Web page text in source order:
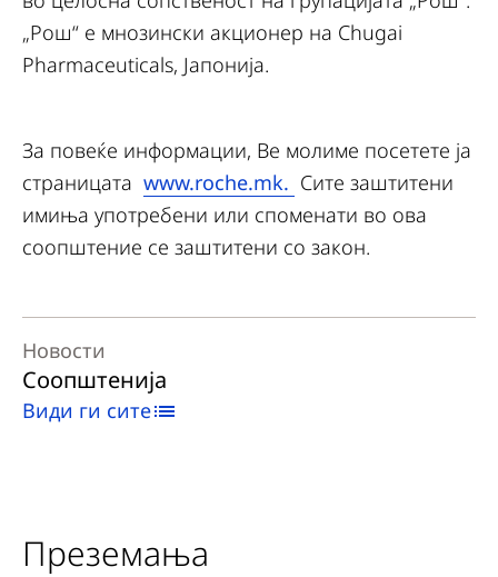
„Рош“ е мнозински акционер на Chugai
Pharmaceuticals, Јапонија.
За повеќе информации, Ве молиме посетете ја
страницата www.roche.mk. Сите заштитени
имиња употребени или споменати во ова
соопштение се заштитени со закон.
Новости
Соопштенија
Види ги сите
Преземања